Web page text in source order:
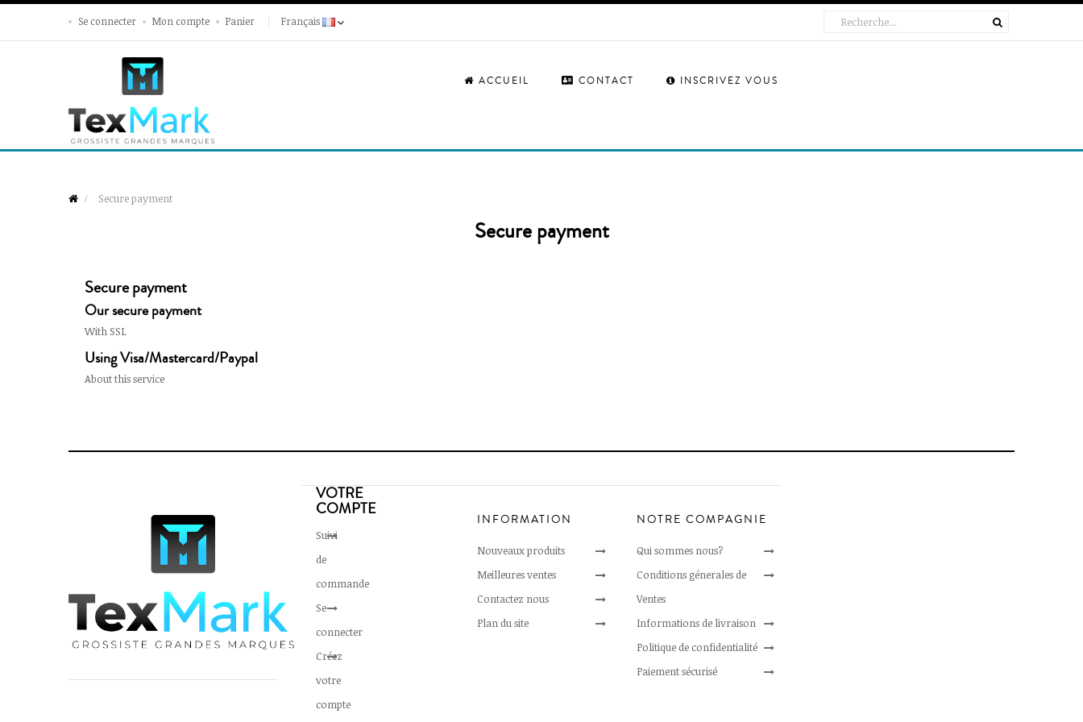
Se connecter Mon compte Panier Français
ACCUEIL CONTACT INSCRIVEZ VOUS
Secure payment
Secure payment
Secure payment
Our secure payment
With SSL
Using Visa/Mastercard/Paypal
About this service
VOTRE
COMPTE
Suivi
de
commande
Se
connecter
Créez
votre
compte
INFORMATION
Nouveaux produits
Meilleures ventes
Contactez nous
Plan du site
NOTRE COMPAGNIE
Qui sommes nous?
Conditions génerales de
Ventes
Informations de livraison
Politique de confidentialité
Paiement sécurisé